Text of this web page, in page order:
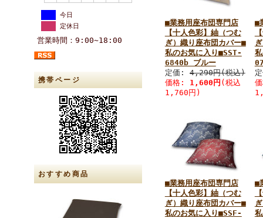
今日
定休日
営業時間：9:00~18:00
携帯ページ
おすすめ商品
■業務用座布団専門店
【十人色彩】紬（つむ
ぎ）織り座布団カバー■
私のお気に入り■SST-
6840b ブルー
定価:4,290円(税込)
価格: 1,600円 (税込
1,760円)
■
■業務用座布団専門店
【十人色彩】紬（つむ
ぎ）織り座布団カバー■
私のお気に入り■SSF-
■